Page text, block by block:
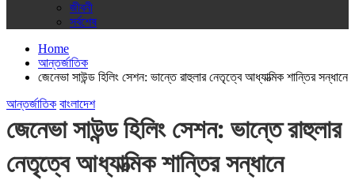
জীবনী
সর্বশেষ
Home
আন্তর্জাতিক
জেনেভা সাউন্ড হিলিং সেশন: ভান্তে রাহুলার নেতৃত্বে আধ্যাত্মিক শান্তির সন্ধানে
আন্তর্জাতিক বাংলাদেশ
জেনেভা সাউন্ড হিলিং সেশন: ভান্তে রাহুলার
নেতৃত্বে আধ্যাত্মিক শান্তির সন্ধানে